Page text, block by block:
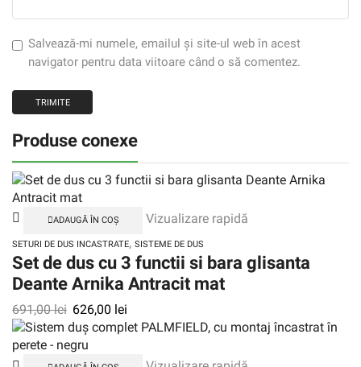
Salvează-mi numele, emailul și site-ul web în acest
navigator pentru data viitoare când o să comentez.
Produse conexe
ADAUGĂ ÎN COȘ Vizualizare rapidă
SETURI DE DUS INCASTRATE, SISTEME DE DUS
Set de dus cu 3 functii si bara glisanta
Deante Arnika Antracit mat
691,00lei 626,00 lei